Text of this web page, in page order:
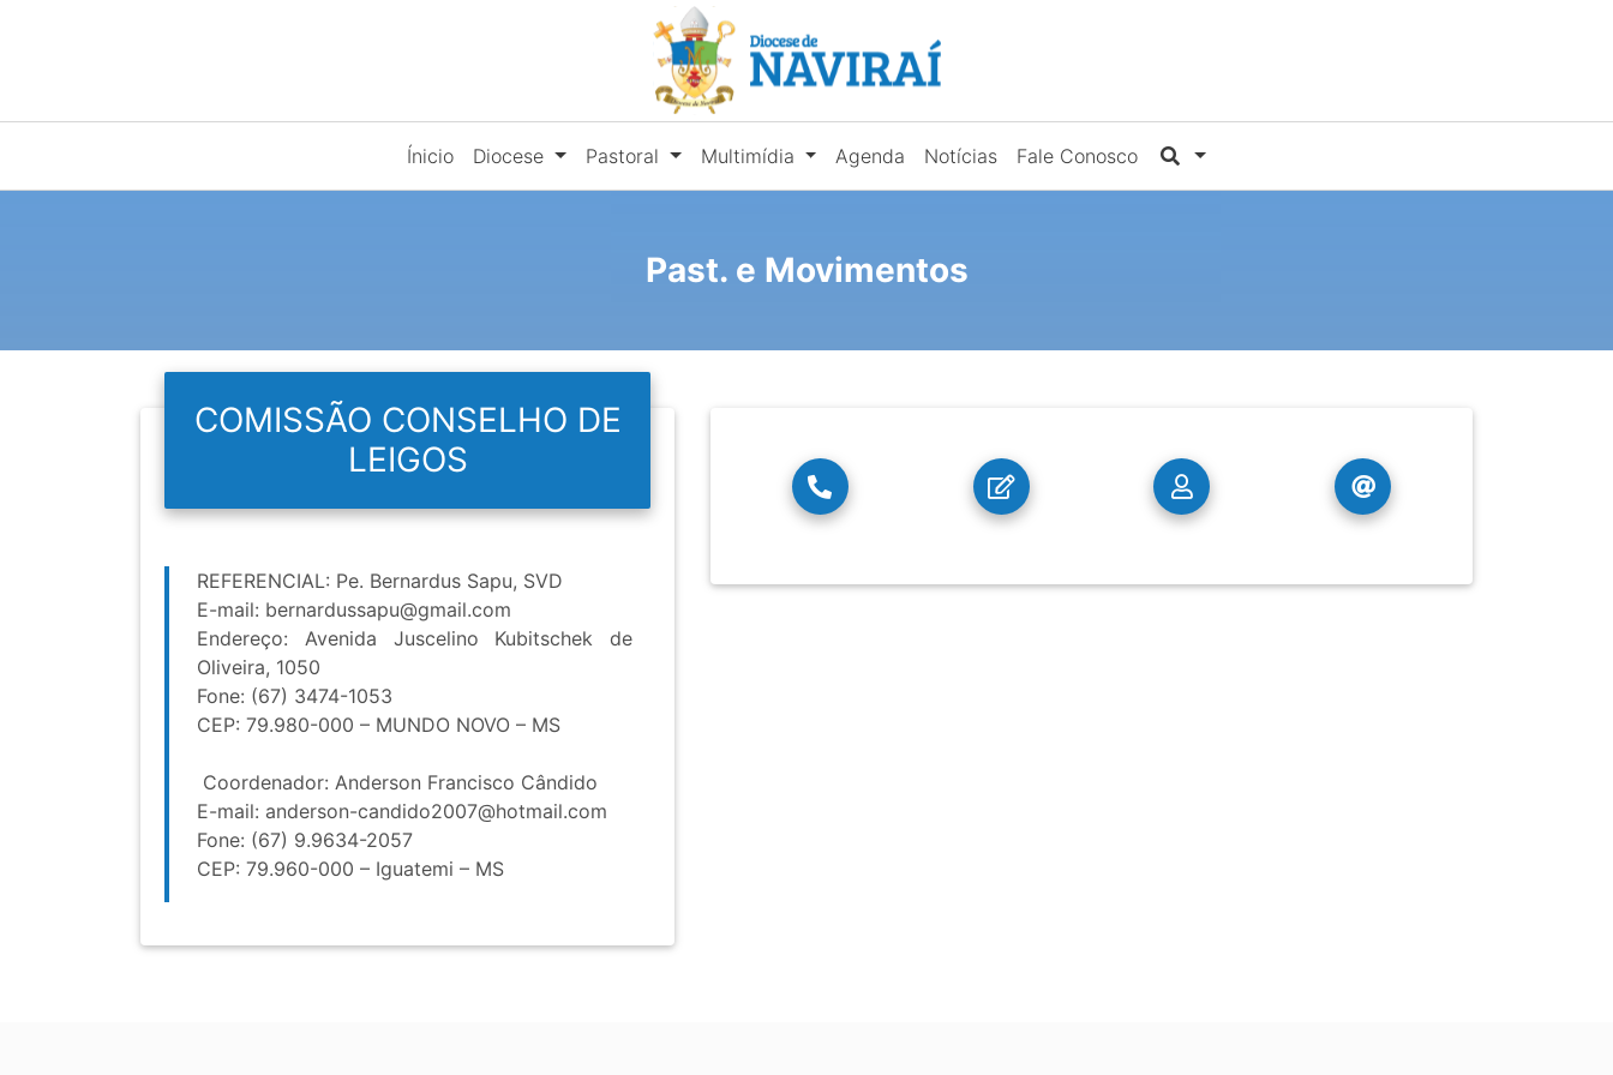
Ínicio Diocese Pastoral Multimídia Agenda Notícias Fale Conosco
Past. e Movimentos
COMISSÃO CONSELHO DE
LEIGOS
REFERENCIAL: Pe. Bernardus Sapu, SVD
E-mail: bernardussapu@gmail.com
Endereço: Avenida Juscelino Kubitschek de
Oliveira, 1050
Fone: (67) 3474-1053
CEP: 79.980-000 – MUNDO NOVO – MS
Coordenador: Anderson Francisco Cândido
E-mail: anderson-candido2007@hotmail.com
Fone: (67) 9.9634-2057
CEP: 79.960-000 – Iguatemi – MS